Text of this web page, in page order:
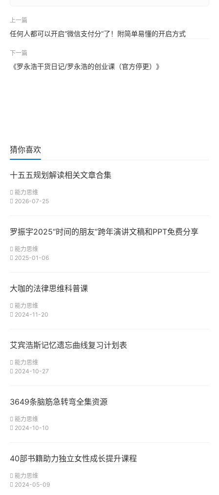
上一篇
任何人都可以开启“微信支付分”了！附简单易懂的开启方式
下一篇
《罗永浩干货日记/罗永浩的创业课（官方停更）》
猜你喜欢
十五五规划解读相关文章合集
能力思维
2026-07-25
罗振宇2025“时间的朋友”跨年演讲文稿和PPT免费分享
能力思维
2025-01-06
大咖的法律思维科普课
能力思维
2024-11-20
艾宾浩斯记忆遗忘曲线复习计划表
能力思维
2024-10-27
3649条脑筋急转弯全集资源
能力思维
2024-10-10
40部书籍助力独立女性成长提升课程
能力思维
2024-05-09